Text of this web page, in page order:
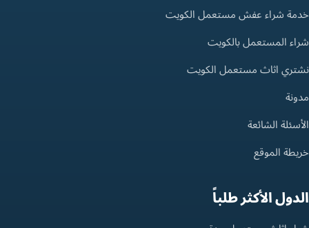
خدمة شراء عفش مستعمل الكويت
شراء المستعمل بالكويت
نشتري اثاث مستعمل الكويت
مدونة
الأسئلة الشائعة
خريطة الموقع
الدول الأكثر طلباً